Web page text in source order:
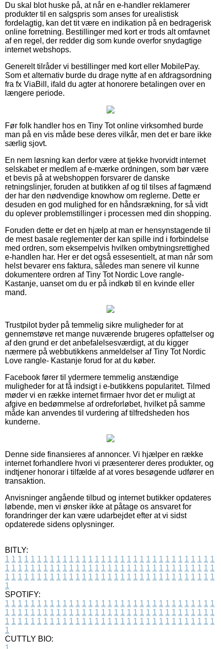
Du skal blot huske på, at når en e-handler reklamerer
produkter til en salgspris som anses for urealistisk
fordelagtig, kan det tit være en indikation på en bedragerisk
online forretning. Bestillinger med kort er trods alt omfavnet
af en regel, der redder dig som kunde overfor snydagtige
internet webshops.
Generelt tilråder vi bestillinger med kort eller MobilePay.
Som et alternativ burde du drage nytte af en afdragsordning
fra fx ViaBill, ifald du agter at honorere betalingen over en
længere periode.
Før folk handler hos en Tiny Tot online virksomhed burde
man på en vis måde bese deres vilkår, men det er bare ikke
særlig sjovt.
En nem løsning kan derfor være at tjekke hvorvidt internet
selskabet er medlem af e-mærke ordningen, som bør være
et bevis på at webshoppen forsvarer de danske
retningslinjer, foruden at butikken af og til tilses af fagmænd
der har den nødvendige knowhow om reglerne. Dette er
desuden en god mulighed for en håndsrækning, for så vidt
du oplever problemstillinger i processen med din shopping.
Foruden dette er det en hjælp at man er hensynstagende til
de mest basale reglementer der kan spille ind i forbindelse
med ordren, som eksempelvis hvilken ombytningsrettighed
e-handlen har. Her er det også essesentielt, at man når som
helst bevarer ens faktura, således man senere vil kunne
dokumentere ordren af Tiny Tot Nordic Love rangle-
Kastanje, uanset om du er på indkøb til en kvinde eller
mand.
Trustpilot byder på temmelig sikre muligheder for at
gennemstøve ret mange nuværende brugeres opfattelser og
af den grund er det anbefalelsesværdigt, at du kigger
nærmere på webbutikkens anmeldelser af Tiny Tot Nordic
Love rangle- Kastanje forud for at du køber.
Facebook fører til ydermere temmelig anstændige
muligheder for at få indsigt i e-butikkens popularitet. Tilmed
møder vi en række internet firmaer hvor det er muligt at
afgive en bedømmelse af ordreforløbet, hvilket på samme
måde kan anvendes til vurdering af tilfredsheden hos
kunderne.
Denne side finansieres af annoncer. Vi hjælper en række
internet forhandlere hvori vi præsenterer deres produkter, og
indtjener honorar i tilfælde af at vores besøgende udfører en
transaktion.
Anvisninger angående tilbud og internet butikker opdateres
løbende, men vi ønsker ikke at påtage os ansvaret for
forandringer der kan være udarbejdet efter at vi sidst
opdaterede sidens oplysninger.
BITLY:
1 1 1 1 1 1 1 1 1 1 1 1 1 1 1 1 1 1 1 1 1 1 1 1 1 1 1 1 1 1 1 1 1
1 1 1 1 1 1 1 1 1 1 1 1 1 1 1 1 1 1 1 1 1 1 1 1 1 1 1 1 1 1 1 1 1
1 1 1 1 1 1 1 1 1 1 1 1 1 1 1 1 1 1 1 1 1 1 1 1 1 1 1 1 1 1 1 1 1
1
SPOTIFY:
1 1 1 1 1 1 1 1 1 1 1 1 1 1 1 1 1 1 1 1 1 1 1 1 1 1 1 1 1 1 1 1 1
1 1 1 1 1 1 1 1 1 1 1 1 1 1 1 1 1 1 1 1 1 1 1 1 1 1 1 1 1 1 1 1 1
1 1 1 1 1 1 1 1 1 1 1 1 1 1 1 1 1 1 1 1 1 1 1 1 1 1 1 1 1 1 1 1 1
1
CUTTLY BIO: